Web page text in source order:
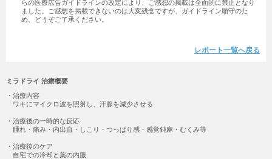
らの医療広告ガイドラインの改定により、ご感想の掲載は全面的に禁止となり
ました。ご感想を掲載できないのは大変残念ですが、ガイドライン順守のた
め、どうぞご了承ください。
レポート一覧へ戻る
ミラドライ 治療概要
治療内容
ワキにマイクロ波を照射し、汗腺を減少させる
治療後の一時的な反応
腫れ・痛み・内出血・しこり・つっぱり感・感覚鈍麻・むくみ等
治療後のケア
自宅での冷却と薬の内服